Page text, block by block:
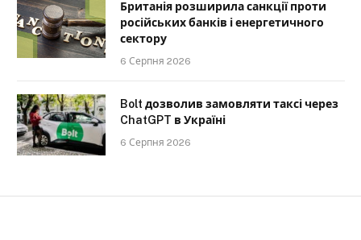
Британія розширила санкції проти
російських банків і енергетичного
сектору
6 Серпня 2026
Bolt дозволив замовляти таксі через
ChatGPT в Україні
6 Серпня 2026